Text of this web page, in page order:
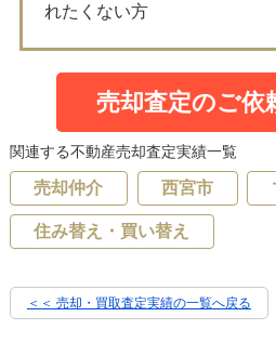
れたくない方
売却査定のご依
関連する不動産売却査定実績一覧
売却仲介 西宮市
住み替え・買い替え
＜＜ 売却・買取査定実績の一覧へ戻る